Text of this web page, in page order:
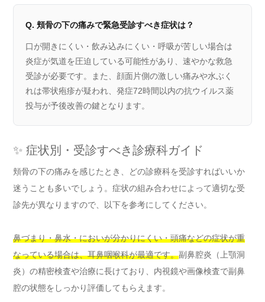
Q. 頬骨の下の痛みで緊急受診すべき症状は？
口が開きにくい・飲み込みにくい・呼吸が苦しい場合は
炎症が気道を圧迫している可能性があり、速やかな救急
受診が必要です。また、顔面片側の激しい痛みや水ぶく
れは帯状疱疹が疑われ、発症72時間以内の抗ウイルス薬
投与が予後改善の鍵となります。
✨ 症状別・受診すべき診療科ガイド
頬骨の下の痛みを感じたとき、どの診療科を受診すればいいか
迷うことも多いでしょう。症状の組み合わせによって適切な受
診先が異なりますので、以下を参考にしてください。
鼻づまり・鼻水・においが分かりにくい・頭痛などの症状が重
なっている場合は、耳鼻咽喉科が最適です。副鼻腔炎（上顎洞
炎）の精密検査や治療に長けており、内視鏡や画像検査で副鼻
腔の状態をしっかり評価してもらえます。